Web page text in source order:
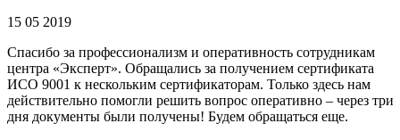
15 05 2019
Спасибо за профессионализм и оперативность сотрудникам
центра «Эксперт». Обращались за получением сертификата
ИСО 9001 к нескольким сертификаторам. Только здесь нам
действительно помогли решить вопрос оперативно – через три
дня документы были получены! Будем обращаться еще.